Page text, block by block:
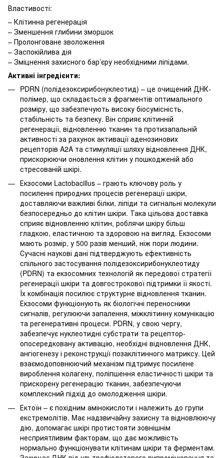
Властивості:
– Клітинна регенерація
– Зменшення глибини зморшок
– Пролонговане зволоження
– Заспокійлива дія
– Зміцнення захисного бар’єру необхідними ліпідами.
Активні інгредієнти:
PDRN (полідезоксирибонуклеотид) – це очищений ДНК-
полімер, що складається з фрагментів оптимального
розміру, що забезпечують високу біосумісність,
стабільність та безпеку. Він сприяє клітинній
регенерації, відновленню тканин та протизапальній
активності за рахунок активації аденозинових
рецепторів A2A та стимуляції шляху відновлення ДНК,
прискорюючи оновлення клітин у пошкодженій або
стресованій шкірі.
Екзосоми Lactobacillus – грають ключову роль у
посиленні природних процесів регенерації шкіри,
доставляючи важливі білки, ліпіди та сигнальні молекули
безпосередньо до клітин шкіри. Така цільова доставка
сприяє відновленню клітин, роблячи шкіру більш
гладкою, еластичною та здоровою на вигляд. Екзосоми
мають розмір, у 500 разів менший, ніж пори людини.
Сучасні наукові дані підтверджують ефективність
спільного застосування полідезоксирибонуклеотиду
(PDRN) та екзосомних технологій як передової стратегії
регенерації шкіри та довгострокової підтримки її якості.
Їх комбінація посилює структурне відновлення тканин.
Екзосоми функціонують як біологічні переносники
сигналів, регулюючи запалення, міжклітинну комунікацію
та регенеративні процеси. PDRN, у свою чергу,
забезпечує нуклеотидні субстрати та рецептор-
опосередковану активацію, необхідні відновлення ДНК,
ангіогенезу і реконструкції позаклітинного матриксу. Цей
взаємодоповнюючий механізм підтримує посилене
вироблення колагену, поліпшення еластичності шкіри та
прискорену регенерацію тканин, забезпечуючи
комплексний підхід до омолодження шкіри.
Ектоїн – є похідним амінокислоти і належить до групи
екстремолітів. Mає надзвичайну захисну та відновлюючу
дію, допомагає шкірі протистояти зовнішнім
несприятливим факторам, що дає можливість
нормально функціонувати клітинам шкіри та ферментам.